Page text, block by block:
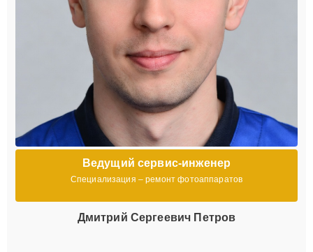
Ведущий сервис-инженер
Специализация – ремонт фотоаппаратов
Дмитрий Сергеевич Петров